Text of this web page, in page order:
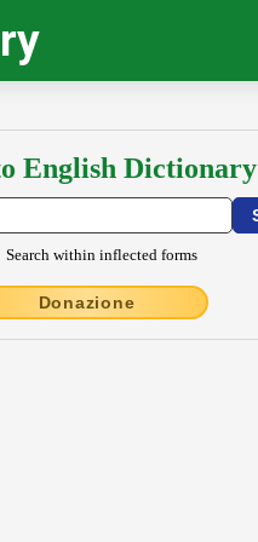
English Dictionary
Search within inflected forms
Donazione